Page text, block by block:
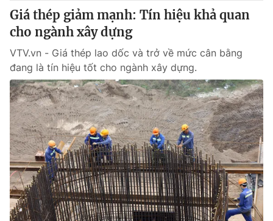
® Cấm sao chép dưới mọi hình thức nếu không có sự chấp
thuận bằng văn bản. Ghi rõ nguồn VTV.vn khi phát hành lại
thông tin từ website này.
Giá thép giảm mạnh: Tín hiệu khả quan
cho ngành xây dựng
VTV.vn - Giá thép lao dốc và trở về mức cân bằng
đang là tín hiệu tốt cho ngành xây dựng.